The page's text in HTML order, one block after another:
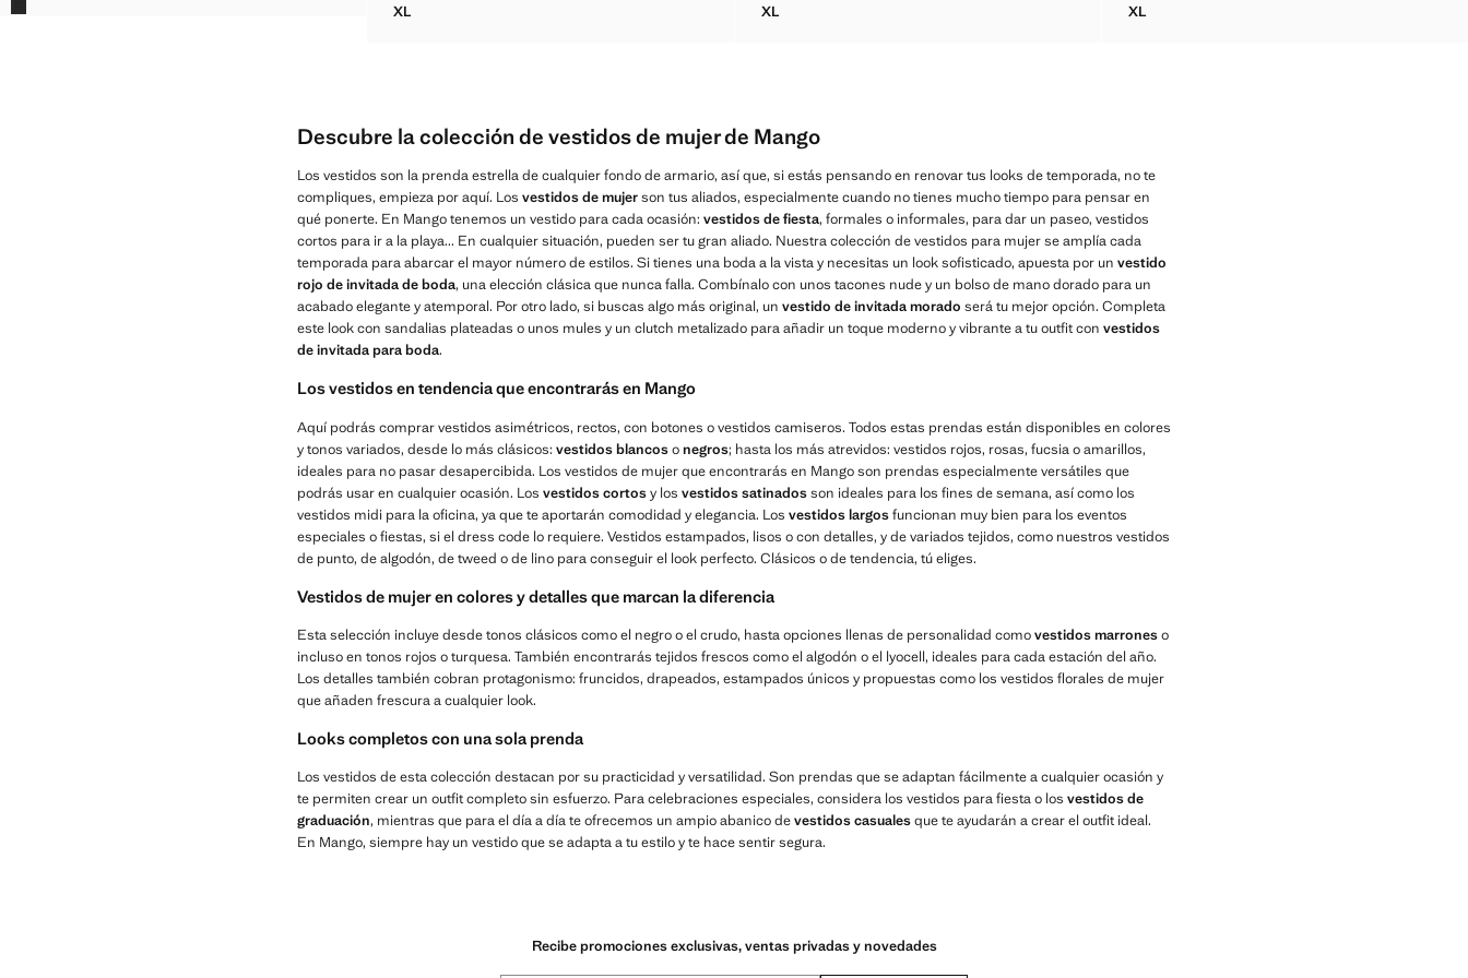
XLVESTIDO SATINADO DRAPEADO
XLVESTIDO CAMISERO RAYA DIPLOMÁTICA
XLVESTIDO HALTER ESTAMPADO CADENAS
Descubre la colección de vestidos de mujer de Mango
Los vestidos son la prenda estrella de cualquier fondo de armario, así que, si estás pensando en renovar tus looks de temporada, no te
compliques, empieza por aquí. Los vestidos de mujerson tus aliados, especialmente cuando no tienes mucho tiempo para pensar en
qué ponerte. En Mango tenemos un vestido para cada ocasión: vestidos de fiesta, formales o informales, para dar un paseo, vestidos
cortos para ir a la playa... En cualquier situación, pueden ser tu gran aliado. Nuestra colección de vestidos para mujer se amplía cada
temporada para abarcar el mayor número de estilos. Si tienes una boda a la vista y necesitas un look sofisticado, apuesta por un vestido
rojo de invitada de boda, una elección clásica que nunca falla. Combínalo con unos tacones nude y un bolso de mano dorado para un
acabado elegante y atemporal. Por otro lado, si buscas algo más original, un vestido de invitada morado será tu mejor opción. Completa
este look con sandalias plateadas o unos mules y un clutch metalizado para añadir un toque moderno y vibrante a tu outfit con vestidos
de invitada para boda.
Los vestidos en tendencia que encontrarás en Mango
Aquí podrás comprar vestidos asimétricos, rectos, con botones o vestidos camiseros. Todos estas prendas están disponibles en colores
y tonos variados, desde lo más clásicos: vestidos blancosonegros; hasta los más atrevidos: vestidos rojos, rosas, fucsia o amarillos,
ideales para no pasar desapercibida. Los vestidos de mujer que encontrarás en Mango son prendas especialmente versátiles que
podrás usar en cualquier ocasión. Los vestidos cortosy los vestidos satinadosson ideales para los fines de semana, así como los
vestidos midi para la oficina, ya que te aportarán comodidad y elegancia. Los vestidos largosfuncionan muy bien para los eventos
especiales o fiestas, si el dress code lo requiere. Vestidos estampados, lisos o con detalles, y de variados tejidos, como nuestros vestidos
de punto, de algodón, de tweed o de lino para conseguir el look perfecto. Clásicos o de tendencia, tú eliges.
Vestidos de mujer en colores y detalles que marcan la diferencia
Esta selección incluye desde tonos clásicos como el negro o el crudo, hasta opciones llenas de personalidad comovestidos marroneso
incluso en tonos rojos o turquesa. También encontrarás tejidos frescos como el algodón o el lyocell, ideales para cada estación del año.
Los detalles también cobran protagonismo: fruncidos, drapeados, estampados únicos y propuestas como los vestidos florales de mujer
que añaden frescura a cualquier look.
Looks completos con una sola prenda
Los vestidos de esta colección destacan por su practicidad y versatilidad. Son prendas que se adaptan fácilmente a cualquier ocasión y
te permiten crear un outfit completo sin esfuerzo. Para celebraciones especiales, considera los vestidos para fiesta o los vestidos de
graduación, mientras que para el día a día te ofrecemos un ampio abanico devestidos casualesque te ayudarán a crear el outfit ideal.
En Mango, siempre hay un vestido que se adapta a tu estilo y te hace sentir segura.
Recibe promociones exclusivas, ventas privadas y novedades